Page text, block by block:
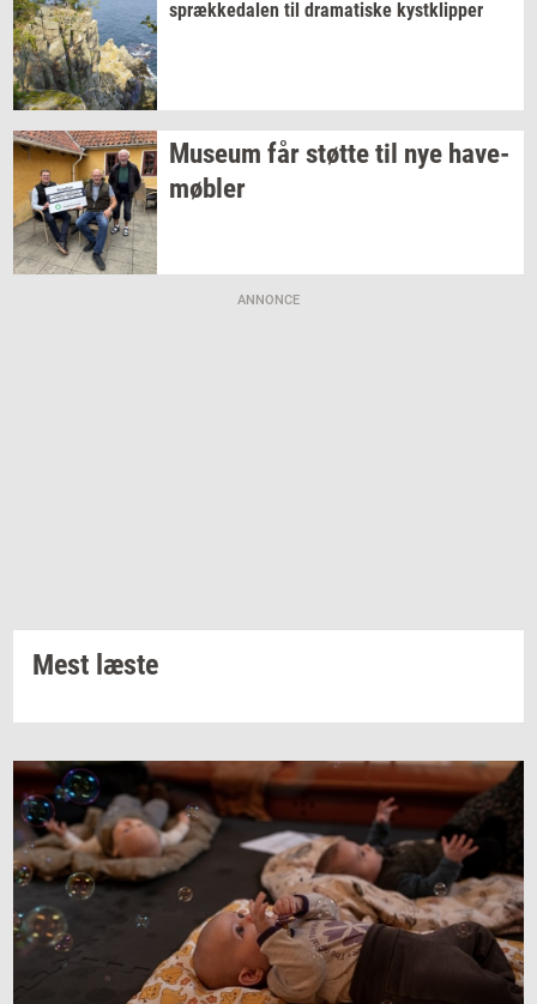
spræk­ke­da­len til dra­ma­ti­ske kyst­klip­per
Mu­se­um fårstøt­tetil nye ha­ve­
møb­ler
ANNONCE
Mest læste